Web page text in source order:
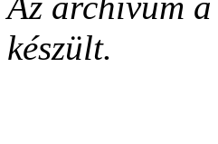
készült.